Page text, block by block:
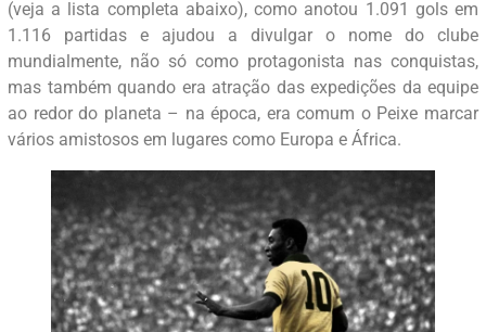
(veja a lista completa abaixo), como anotou 1.091 gols em
1.116 partidas e ajudou a divulgar o nome do clube
mundialmente, não só como protagonista nas conquistas,
mas também quando era atração das expedições da equipe
ao redor do planeta – na época, era comum o Peixe marcar
vários amistosos em lugares como Europa e África.